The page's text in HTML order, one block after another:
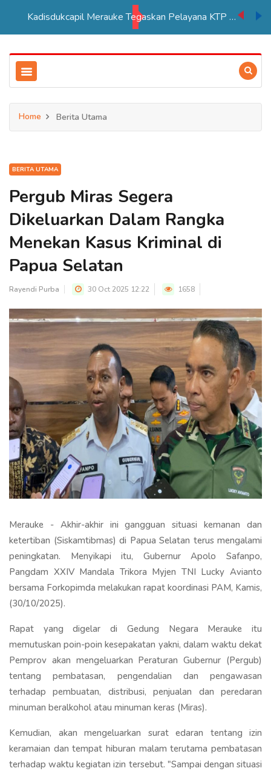
Kadisdukcapil Merauke Tegaskan Pelayana KTP Sesuai SOP
Home Berita Utama
BERITA UTAMA
Pergub Miras Segera
Dikeluarkan Dalam Rangka
Menekan Kasus Kriminal di
Papua Selatan
Rayendi Purba 30 Oct 2025 12:22 1658
Merauke - Akhir-akhir ini gangguan situasi kemanan dan
ketertiban (Siskamtibmas) di Papua Selatan terus mengalami
peningkatan. Menyikapi itu, Gubernur Apolo Safanpo,
Pangdam XXIV Mandala Trikora Myjen TNI Lucky Avianto
bersama Forkopimda melakukan rapat koordinasi PAM, Kamis,
(30/10/2025).
Rapat yang digelar di Gedung Negara Merauke itu
memutuskan poin-poin kesepakatan yakni, dalam waktu dekat
Pemprov akan mengeluarkan Peraturan Gubernur (Pergub)
tentang pembatasan, pengendalian dan pengawasan
terhadap pembuatan, distribusi, penjualan dan peredaran
minuman beralkohol atau minuman keras (Miras).
Kemudian, akan mengeluarkan surat edaran tentang izin
keramaian dan tempat hiburan malam terutama pembatasan
terhadap waktu kegiatan izin tersebut. "Sampai dengan situasi